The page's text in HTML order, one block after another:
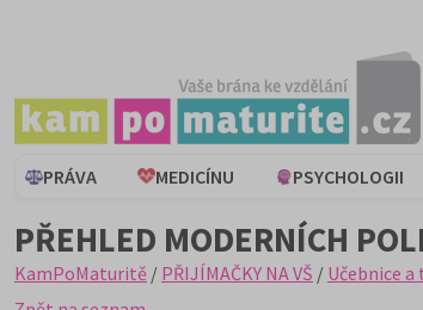
PRÁVA MEDICÍNU PSYCHOLOGII
PŘEHLED MODERNÍCH
KamPoMaturitě / PŘIJÍMAČKY NA VŠ / Učebnice